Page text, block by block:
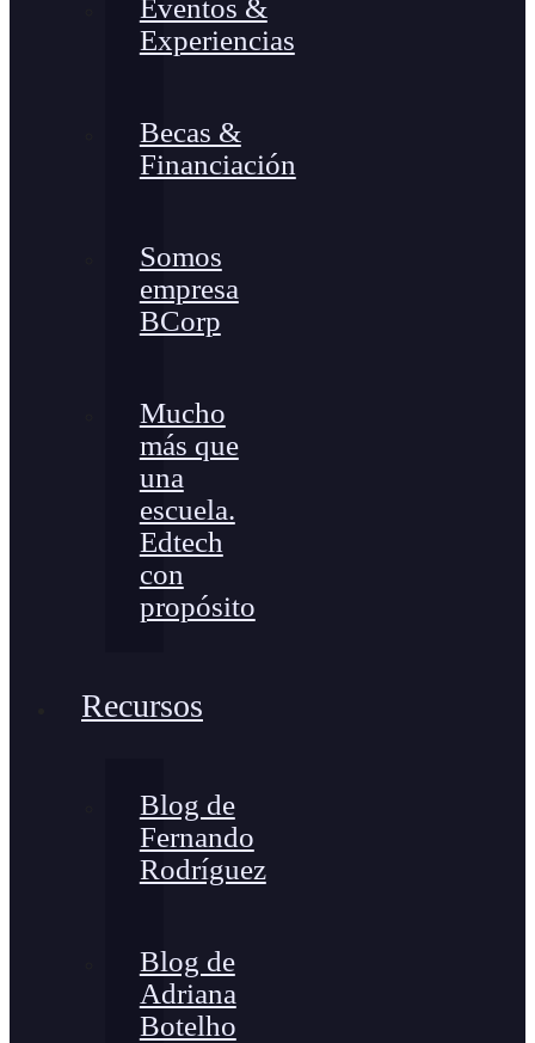
Eventos &
Experiencias
Becas &
Financiación
Somos
empresa
BCorp
Mucho
más que
una
escuela.
Edtech
con
propósito
Recursos
Blog de
Fernando
Rodríguez
Blog de
Adriana
Botelho